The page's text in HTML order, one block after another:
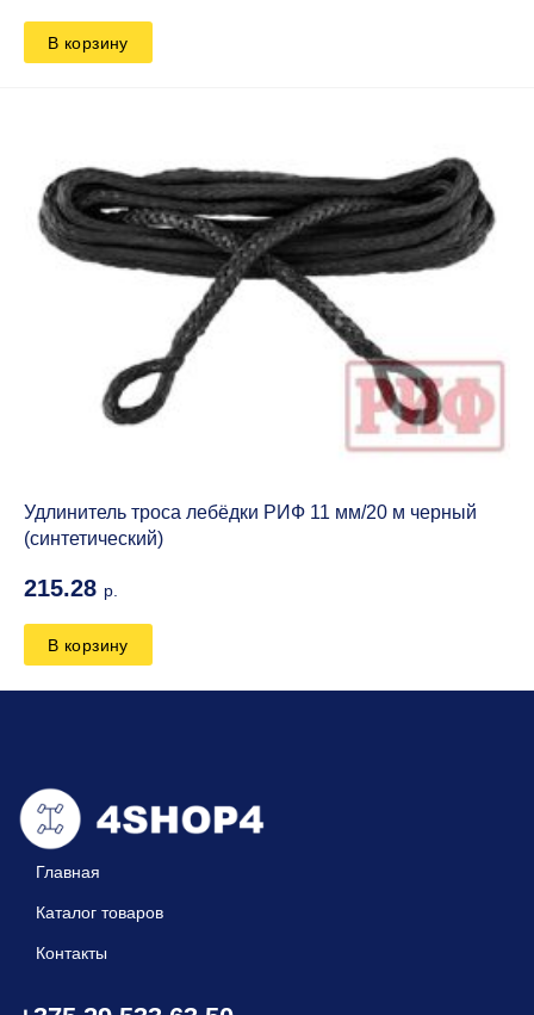
В корзину
Удлинитель троса лебёдки РИФ 11 мм/20 м черный
(синтетический)
215.28 р.
В корзину
Главная
Каталог товаров
Контакты